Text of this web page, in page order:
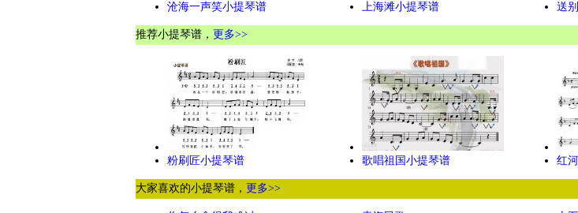
沧海一声笑小提琴谱 上海滩小提琴谱 送
推荐小提琴谱， 更多>>
粉刷匠小提琴谱 歌唱祖国小提琴谱 红
大家喜欢的小提琴谱， 更多>>